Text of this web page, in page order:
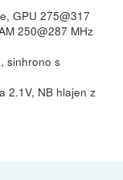
GPU 275@317
250@287 MHz
sinhrono s
2.1V, NB hlajen z